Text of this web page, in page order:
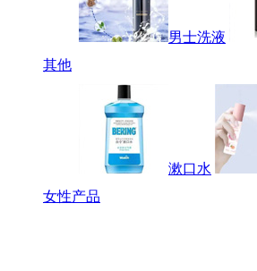
男士洗液
其他
漱口水
女性产品